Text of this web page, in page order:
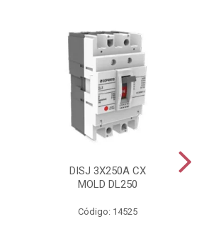
DISJ 3X250A CX
MOLD DL250
Código: 14525